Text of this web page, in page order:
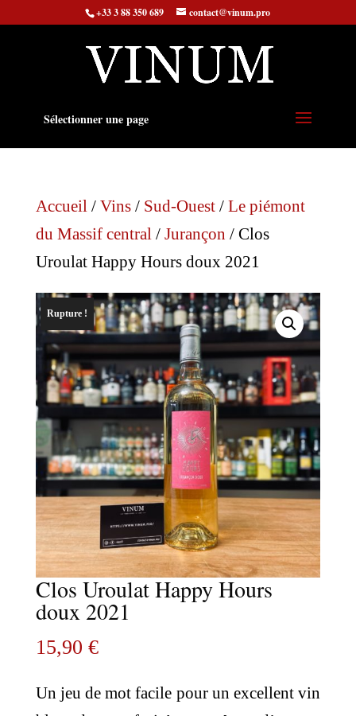
+33 3 88 350 689 contact@vinum.pro
Sélectionner une page
Accueil/ Vins/ Sud-Ouest/ Le piémont
du Massif central/ Jurançon / Clos
Uroulat Happy Hours doux 2021
Rupture !
Clos Uroulat Happy Hours
doux 2021
15,90 €
Un jeu de mot facile pour un excellent vin